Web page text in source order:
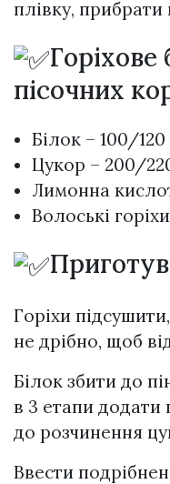
плівку,
Горіхове
пісочних
Білок – 100/120
Цукор – 200/
Лимонна
Волоські
Горіхи
не дрібно, щоб
Білок збити до
в 3 етапи додати
до розчинення
Ввести